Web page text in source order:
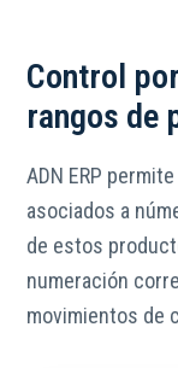
Control
rangos de
ADN ERP
asociados a
de estos
numeración
movimientos de